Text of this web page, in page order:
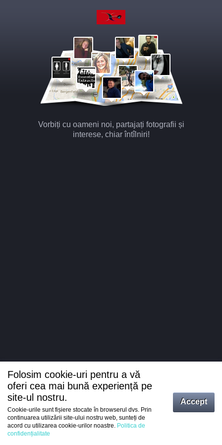
Vorbiți cu oameni noi, partajați fotografii și
interese, chiar întîlniri!
Intrați
Folosim cookie-uri pentru a vă
oferi cea mai bună experiență pe
site-ul nostru.
Cookie-urile sunt fișiere stocate în browserul dvs. Prin
continuarea utilizării site-ului nostru web, sunteți de
acord cu utilizarea cookie-urilor noastre. Politica de
confidențialitate
Accept